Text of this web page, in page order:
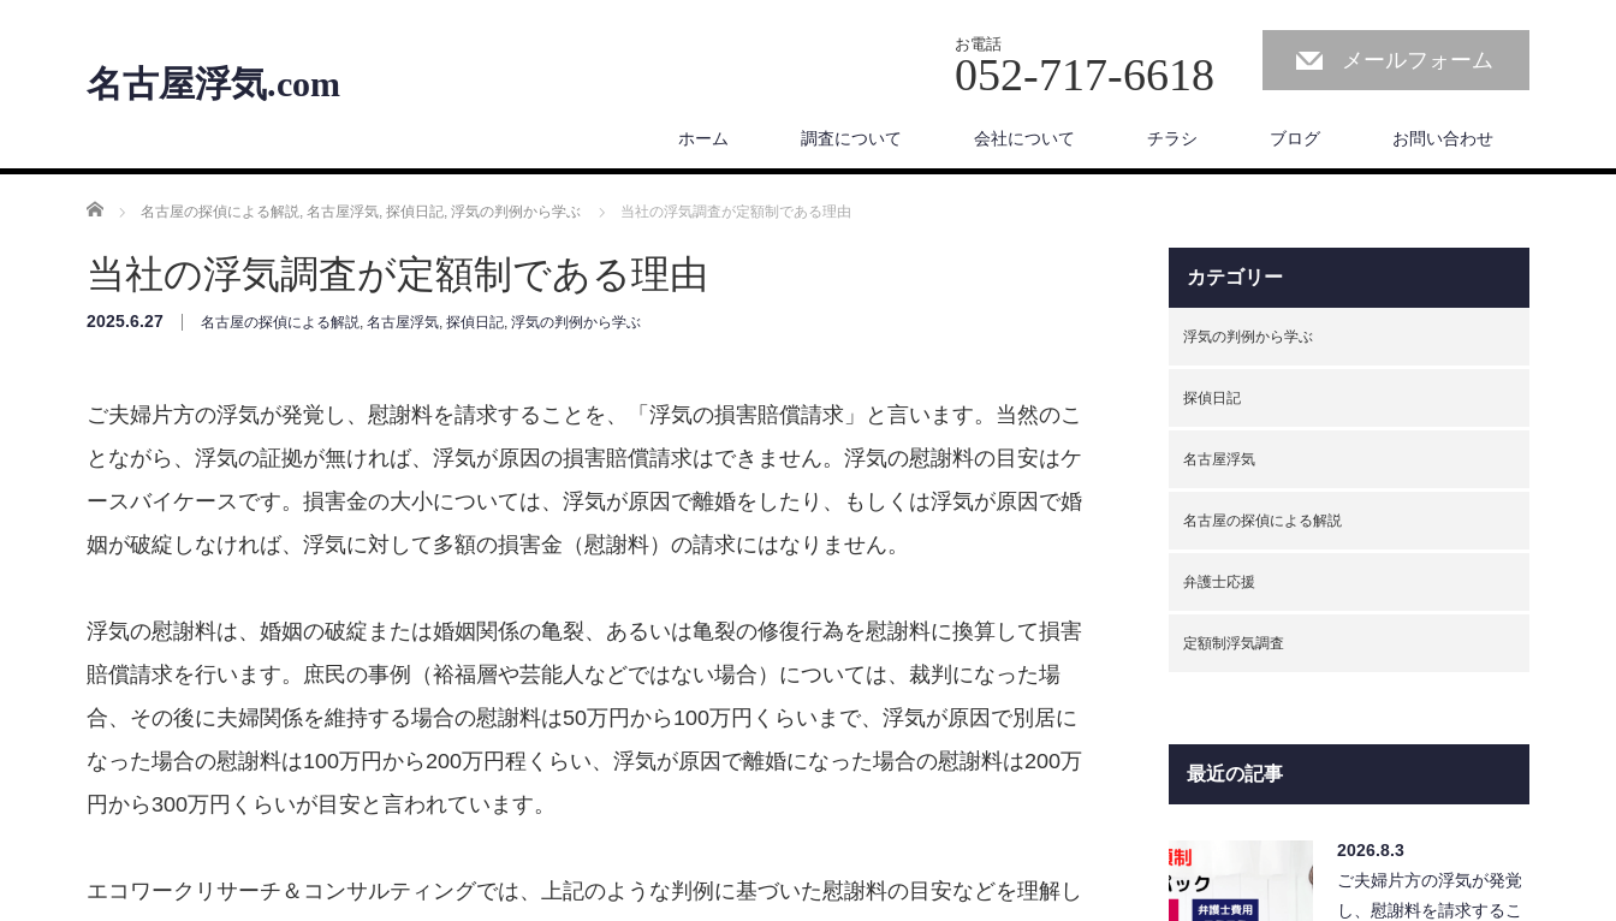
名古屋浮気.com
お電話
052-717-6618 メールフォーム
ホーム 調査について 会社について チラシ ブログ お問い合わせ
ホーム 名古屋の探偵による解説, 名古屋浮気, 探偵日記, 浮気の判例から学ぶ 当社の浮気調査が定額制である理由
当社の浮気調査が定額制である理由
2025.6.27 名古屋の探偵による解説, 名古屋浮気, 探偵日記, 浮気の判例から学ぶ
ご夫婦片方の浮気が発覚し、慰謝料を請求することを、「浮気の損害賠償請求」と言います。当然のこ
とながら、浮気の証拠が無ければ、浮気が原因の損害賠償請求はできません。浮気の慰謝料の目安はケ
ースバイケースです。損害金の大小については、浮気が原因で離婚をしたり、もしくは浮気が原因で婚
姻が破綻しなければ、浮気に対して多額の損害金（慰謝料）の請求にはなりません。
浮気の慰謝料は、婚姻の破綻または婚姻関係の亀裂、あるいは亀裂の修復行為を慰謝料に換算して損害
賠償請求を行います。庶民の事例（裕福層や芸能人などではない場合）については、裁判になった場
合、その後に夫婦関係を維持する場合の慰謝料は50万円から100万円くらいまで、浮気が原因で別居に
なった場合の慰謝料は100万円から200万円程くらい、浮気が原因で離婚になった場合の慰謝料は200万
円から300万円くらいが目安と言われています。
エコワークリサーチ＆コンサルティングでは、上記のような判例に基づいた慰謝料の目安などを理解し
カテゴリー
浮気の判例から学ぶ
探偵日記
名古屋浮気
名古屋の探偵による解説
弁護士応援
定額制浮気調査
最近の記事
2026.8.3
ご夫婦片方の浮気が発覚
し、慰謝料を請求するこ